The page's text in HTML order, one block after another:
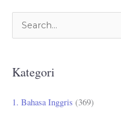
i
u
Kategori
1. Bahasa Inggris (369)